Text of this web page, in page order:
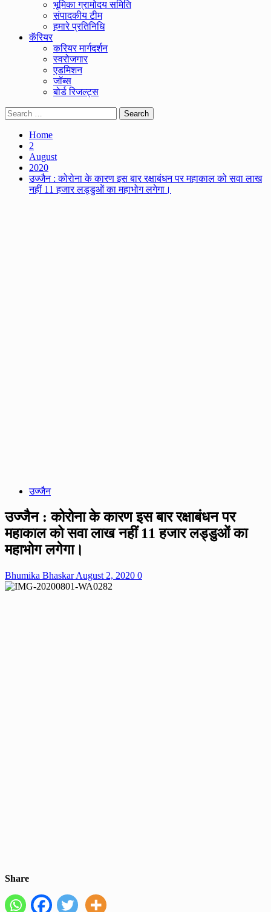
भूमिका ग्रामोदय समिति
संपादकीय टीम
हमारे प्रतिनिधि
कॅरियर
करियर मार्गदर्शन
स्वरोजगार
एडमिशन
जॉब्स
बोर्ड रिजल्ट्स
Search
for:
Home
2
August
2020
उज्जैन : कोरोना के कारण इस बार रक्षाबंधन पर महाकाल को सवा लाख
नहीं 11 हजार लड्डुओं का महाभोग लगेगा।
उज्जैन
उज्जैन : कोरोना के कारण इस बार रक्षाबंधन पर
महाकाल को सवा लाख नहीं 11 हजार लड्डुओं का
महाभोग लगेगा।
Bhumika BhaskarAugust 2, 2020 0
Share